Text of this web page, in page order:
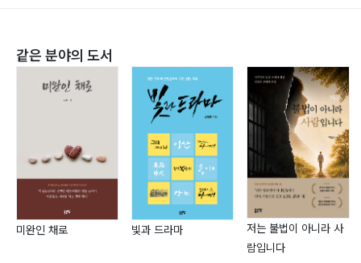
같은 분야의 도서
미완인 채로 빛과 드라마
저는 불법이 아니라 사
람입니다